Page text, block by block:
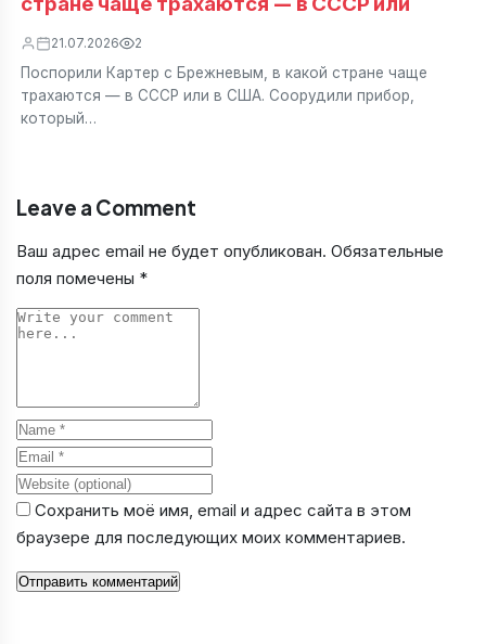
21.07.2026 2
Поспорили Картер с Брежневым, в какой стране чаще
трахаются — в СССР или в США. Соорудили прибор,
который…
Leave a Comment
Ваш адрес email не будет опубликован. Обязательные
поля помечены *
Comment
Name
Email
Website
Сохранить моё имя, email и адрес сайта в этом
браузере для последующих моих комментариев.
Отправить комментарий